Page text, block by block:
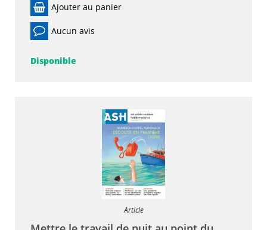
Ajouter au panier
Aucun avis
Disponible
Article